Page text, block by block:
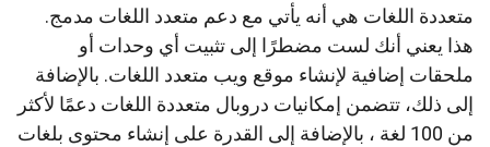
متعددة اللغات هي أنه يأتي مع دعم متعدد اللغات مدمج.
هذا يعني أنك لست مضطرًا إلى تثبيت أي وحدات أو
ملحقات إضافية لإنشاء موقع ويب متعدد اللغات. بالإضافة
إلى ذلك، تتضمن إمكانيات دروبال متعددة اللغات دعمًا لأكثر
من 100 لغة ، بالإضافة إلى القدرة على إنشاء محتوى بلغات